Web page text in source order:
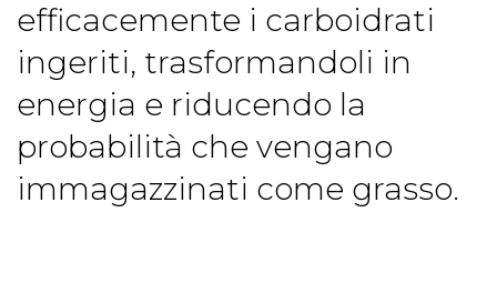
efficacemente i carboidrati
ingeriti, trasformandoli in
energia e riducendo la
probabilità che vengano
immagazzinati come grasso.